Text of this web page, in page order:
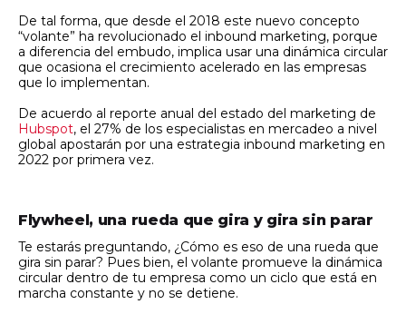
De tal forma, que desde el 2018 este nuevo concepto
“volante” ha revolucionado el inbound marketing, porque
a diferencia del embudo, implica usar una dinámica circular
que ocasiona el crecimiento acelerado en las empresas
que lo implementan.
De acuerdo al reporte anual del estado del marketing de
Hubspot, el 27% de los especialistas en mercadeo a nivel
global apostarán por una estrategia inbound marketing en
2022 por primera vez.
Flywheel, una rueda que gira y gira sin parar
Te estarás preguntando, ¿Cómo es eso de una rueda que
gira sin parar? Pues bien, el volante promueve la dinámica
circular dentro de tu empresa como un ciclo que está en
marcha constante y no se detiene.